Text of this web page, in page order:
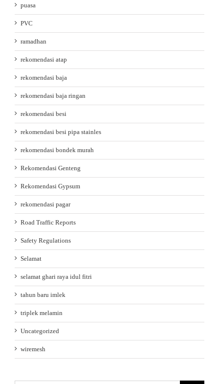
puasa
PVC
ramadhan
rekomendasi atap
rekomendasi baja
rekomendasi baja ringan
rekomendasi besi
rekomendasi besi pipa stainles
rekomendasi bondek murah
Rekomendasi Genteng
Rekomendasi Gypsum
rekomendasi pagar
Road Traffic Reports
Safety Regulations
Selamat
selamat ghari raya idul fitri
tahun baru imlek
triplek melamin
Uncategorized
wiremesh